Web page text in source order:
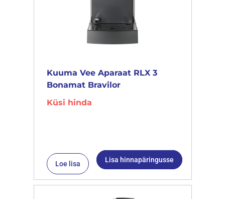
Kuuma Vee Aparaat RLX 3
Bonamat Bravilor
Küsi hinda
Loe lisa Lisa hinnapäringusse